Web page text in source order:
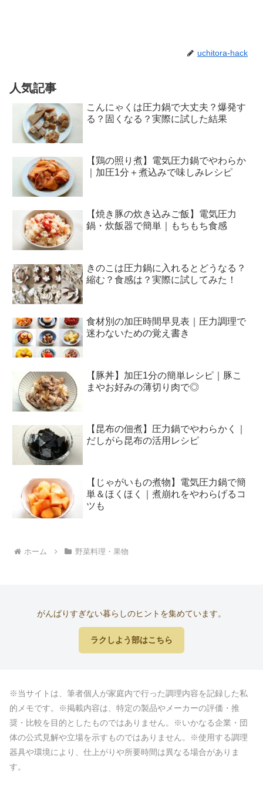
uchitora-hack
人気記事
こんにゃくは圧力鍋で大丈夫？爆発す
る？固くなる？実際に試した結果
【鶏の照り煮】電気圧力鍋でやわらか
｜加圧1分＋煮込みで味しみレシピ
【焼き豚の炊き込みご飯】電気圧力
鍋・炊飯器で簡単｜もちもち食感
きのこは圧力鍋に入れるとどうなる？
縮む？食感は？実際に試してみた！
食材別の加圧時間早見表｜圧力調理で
迷わないための覚え書き
【豚丼】加圧1分の簡単レシピ｜豚こ
まやお好みの薄切り肉で◎
【昆布の佃煮】圧力鍋でやわらかく｜
だしがら昆布の活用レシピ
【じゃがいもの煮物】電気圧力鍋で簡
単＆ほくほく｜煮崩れをやわらげるコ
ツも
ホーム 野菜料理・果物
がんばりすぎない暮らしのヒントを集めています。
ラクしよう部はこちら
※当サイトは、筆者個人が家庭内で行った調理内容を記録した私
的メモです。※掲載内容は、特定の製品やメーカーの評価・推
奨・比較を目的としたものではありません。※いかなる企業・団
体の公式見解や立場を示すものではありません。※使用する調理
器具や環境により、仕上がりや所要時間は異なる場合がありま
す。